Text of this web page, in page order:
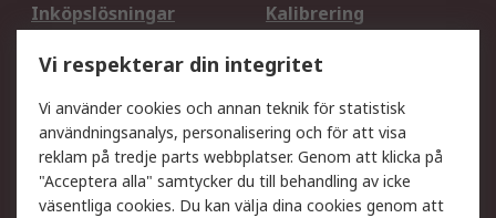
Inköpslösningar
Kalibrering
DesignSpark
Teknisk Support
Ditt lokala säljteam
Exportlösningar
Support
Få hjälp
Retur av varor
Vi respekterar din integritet
Vi använder cookies och annan teknik för statistisk
användningsanalys, personalisering och för att visa
reklam på tredje parts webbplatser. Genom att klicka på
"Acceptera alla" samtycker du till behandling av icke
väsentliga cookies. Du kan välja dina cookies genom att